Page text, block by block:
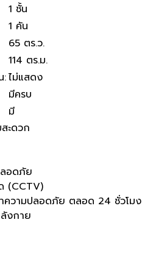
1 ชั้น
1 คัน
65 ตร.ว.
114 ตร.ม.
:ไม่แสดง
มีครบ
มี
ะดวก
ลอดภัย
(CCTV)
ความปลอดภัย ตลอด 24 ชั่วโมง
งกาย